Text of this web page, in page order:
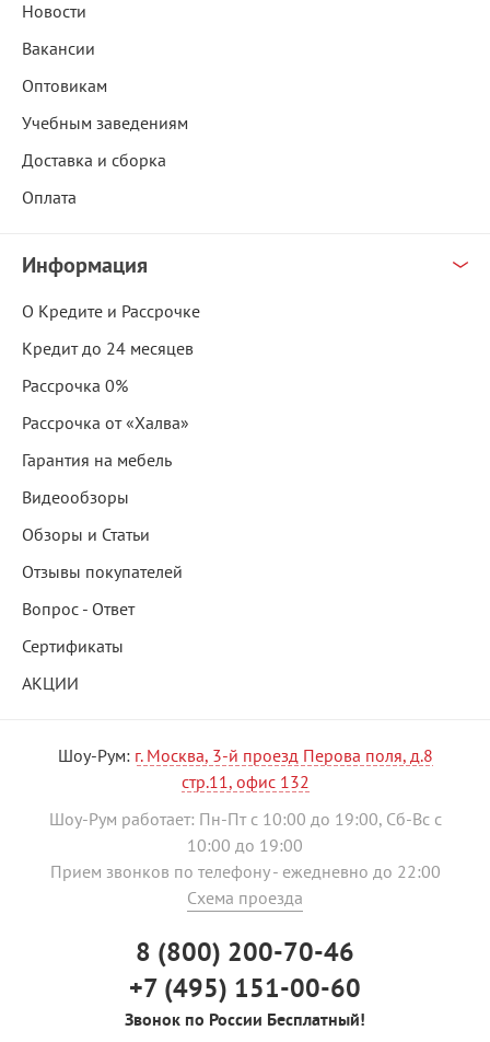
Новости
Вакансии
Оптовикам
Учебным заведениям
Доставка и сборка
Оплата
Информация
О Кредите и Рассрочке
Кредит до 24 месяцев
Рассрочка 0%
Рассрочка от «Халва»
Гарантия на мебель
Видеообзоры
Обзоры и Статьи
Отзывы покупателей
Вопрос - Ответ
Сертификаты
АКЦИИ
Шоу-Рум: г. Москва, 3-й проезд Перова поля, д.8
стр.11, офис 132
Шоу-Рум работает: Пн-Пт с 10:00 до 19:00, Сб-Вс с
10:00 до 19:00
Прием звонков по телефону - ежедневно до 22:00
Схема проезда
8 (800) 200-70-46
+7 (495) 151-00-60
Звонок по России Бесплатный!